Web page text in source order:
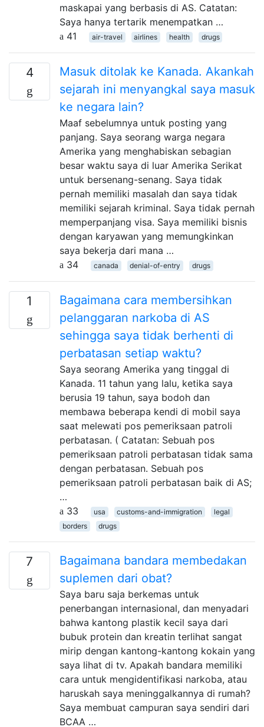
maskapai yang berbasis di AS. Catatan:
Saya hanya tertarik menempatkan …
41
air-travel airlines health drugs
4
Masuk ditolak ke Kanada. Akankah
sejarah ini menyangkal saya masuk
ke negara lain?
Maaf sebelumnya untuk posting yang
panjang. Saya seorang warga negara
Amerika yang menghabiskan sebagian
besar waktu saya di luar Amerika Serikat
untuk bersenang-senang. Saya tidak
pernah memiliki masalah dan saya tidak
memiliki sejarah kriminal. Saya tidak pernah
memperpanjang visa. Saya memiliki bisnis
dengan karyawan yang memungkinkan
saya bekerja dari mana …
34
canada denial-of-entry drugs
1
Bagaimana cara membersihkan
pelanggaran narkoba di AS
sehingga saya tidak berhenti di
perbatasan setiap waktu?
Saya seorang Amerika yang tinggal di
Kanada. 11 tahun yang lalu, ketika saya
berusia 19 tahun, saya bodoh dan
membawa beberapa kendi di mobil saya
saat melewati pos pemeriksaan patroli
perbatasan. ( Catatan: Sebuah pos
pemeriksaan patroli perbatasan tidak sama
dengan perbatasan. Sebuah pos
pemeriksaan patroli perbatasan baik di AS;
…
33
usa customs-and-immigration
legal
borders
drugs
7
Bagaimana bandara membedakan
suplemen dari obat?
Saya baru saja berkemas untuk
penerbangan internasional, dan menyadari
bahwa kantong plastik kecil saya dari
bubuk protein dan kreatin terlihat sangat
mirip dengan kantong-kantong kokain yang
saya lihat di tv. Apakah bandara memiliki
cara untuk mengidentifikasi narkoba, atau
haruskah saya meninggalkannya di rumah?
Saya membuat campuran saya sendiri dari
BCAA …